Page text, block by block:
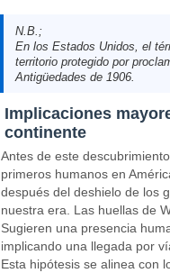
N.B.;
En los Estados Unidos, el
territorio protegido por
Antigüedades de 1906.
Implicaciones
continente
Antes de este
primeros humanos en
después del deshielo de los
nuestra era. Las huellas de
Sugieren una presencia
implicando una llegada por
Esta hipótesis se alinea con